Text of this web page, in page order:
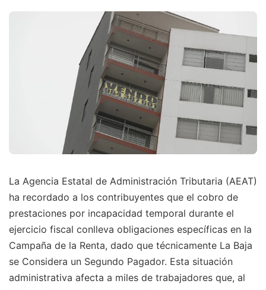
La Agencia Estatal de Administración Tributaria (AEAT)
ha recordado a los contribuyentes que el cobro de
prestaciones por incapacidad temporal durante el
ejercicio fiscal conlleva obligaciones específicas en la
Campaña de la Renta, dado que técnicamente La Baja
se Considera un Segundo Pagador. Esta situación
administrativa afecta a miles de trabajadores que, al